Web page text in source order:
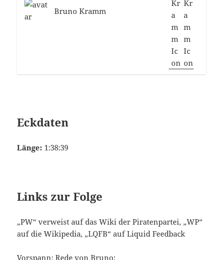
Bruno Kramm
Eckdaten
Länge: 1:38:39
Links zur Folge
„PW“ verweist auf das Wiki der Piratenpartei, „WP“
auf die Wikipedia, „LQFB“ auf Liquid Feedback
Vorspann: Rede von Bruno: